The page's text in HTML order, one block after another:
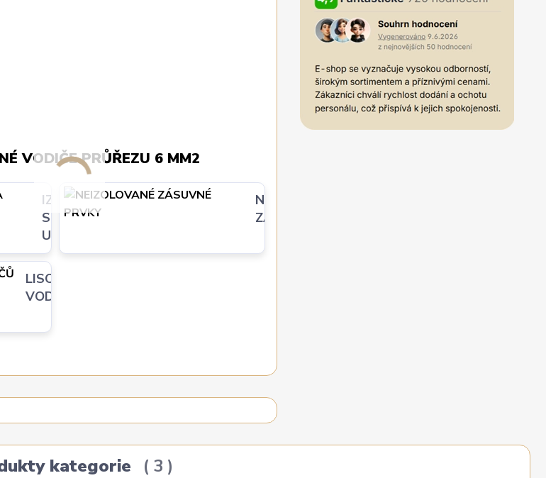
VODIČE PRŮŘEZU 6 MM2
IZOLOVANÉ
SPOJOVACÍ A
UKONČOVACÍ PRVKY
NEIZOLOVANÉ
ZÁSUVNÉ PRVKY
LISOVACÍ DUTINKY
VODIČŮ
kategorie 3